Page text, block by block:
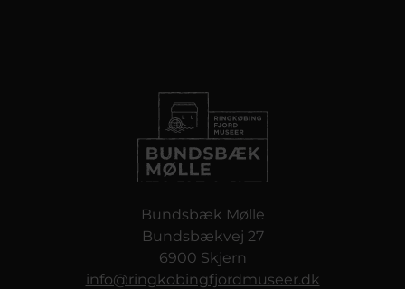
Bundsbæk Mølle
Bundsbækvej 27
6900 Skjern
info@ringkobingfjordmuseer.dk